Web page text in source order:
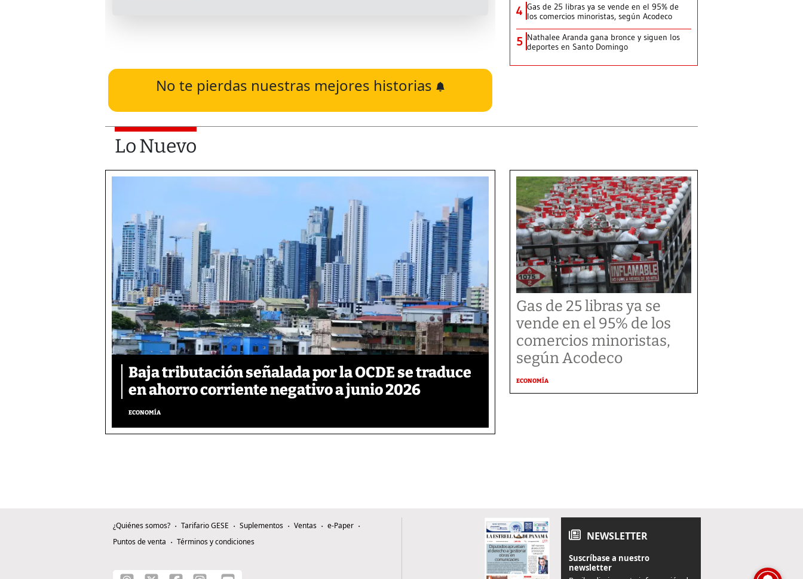
No te pierdas nuestras mejores historias
4 Gas de 25 libras ya se vende en el 95% de
los comercios minoristas, según Acodeco
5 Nathalee Aranda gana bronce y siguen los
deportes en Santo Domingo
Lo Nuevo
Baja tributación señalada por la OCDE se traduce
en ahorro corriente negativo a junio 2026
ECONOMÍA
Gas de 25 libras ya se
vende en el 95% de los
comercios minoristas,
según Acodeco
ECONOMÍA
¿Quiénes somos? Tarifario GESE Suplementos Ventas
e-Paper
Puntos de venta
Términos y condiciones NEWSLETTER
Suscríbase a nuestro
newsletter